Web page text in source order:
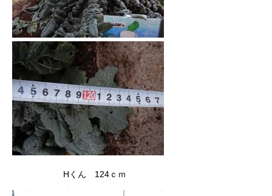
Hくん 124ｃｍ